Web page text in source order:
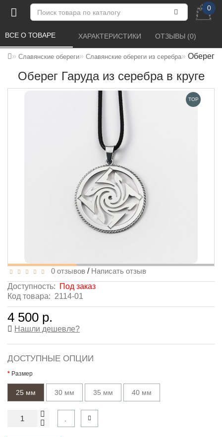
0
Славянские обереги Славянские обереги из серебра Оберег
Оберег Гаруда из серебра в круге
ВСЕ О ТОВАРЕ ХАРАКТЕРИСТИКИ ОТЗЫВЫ (0)
TOP
0 отзывов / Написать отзыв
Доступность:
Под заказ
Код товара: 2114-01
4 500 р.
Нашли дешевле?
ДОСТУПНЫЕ ОПЦИИ
Размер
25 мм 30 мм 35 мм 40 мм